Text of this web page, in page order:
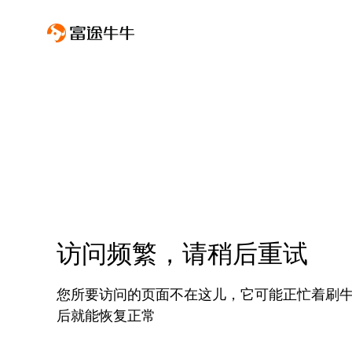
访问频繁，请稍后重试
您所要访问的页面不在这儿，它可能正忙着刷
后就能恢复正常